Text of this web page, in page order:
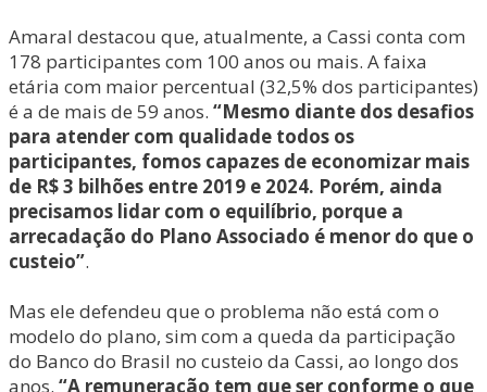
Amaral destacou que, atualmente, a Cassi conta com
178 participantes com 100 anos ou mais. A faixa
etária com maior percentual (32,5% dos participantes)
é a de mais de 59 anos. “Mesmo diante dos desafios
para atender com qualidade todos os
participantes, fomos capazes de economizar mais
de R$ 3 bilhões entre 2019 e 2024. Porém, ainda
precisamos lidar com o equilíbrio, porque a
arrecadação do Plano Associado é menor do que o
custeio”.
Mas ele defendeu que o problema não está com o
modelo do plano, sim com a queda da participação
do Banco do Brasil no custeio da Cassi, ao longo dos
anos. “A remuneração tem que ser conforme o que